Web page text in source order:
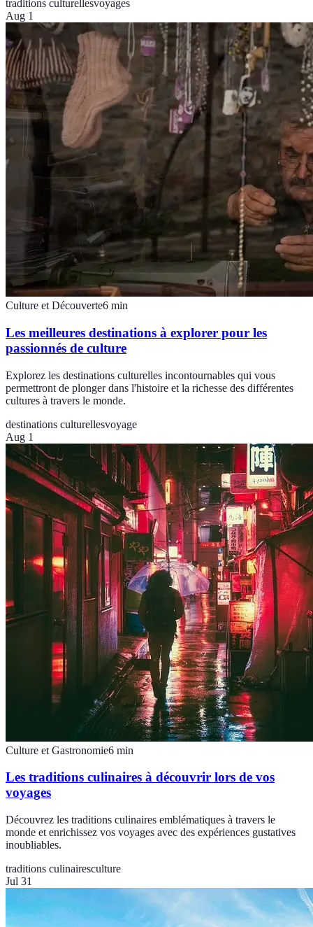
traditions culturellesvoyages
Aug 1
Culture et Découverte6 min
Les meilleures destinations à explorer pour les
passionnés de culture
Explorez les destinations culturelles incontournables qui vous
permettront de plonger dans l'histoire et la richesse des différentes
cultures à travers le monde.
destinations culturellesvoyage
Aug 1
Culture et Gastronomie6 min
Les traditions culinaires à découvrir lors de vos
voyages
Découvrez les traditions culinaires emblématiques à travers le
monde et enrichissez vos voyages avec des expériences gustatives
inoubliables.
traditions culinairesculture
Jul 31